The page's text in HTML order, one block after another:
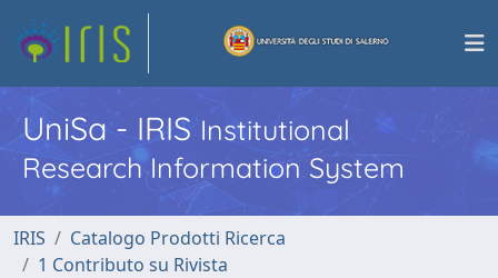
UniSa - IRISInstitutional
Research Information System
IRIS
Catalogo Prodotti Ricerca
1 Contributo su Rivista